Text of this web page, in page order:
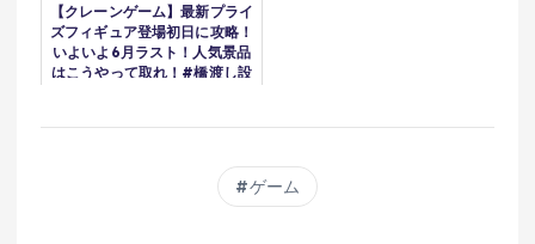
【クレーンゲーム】最新プライ
ズフィギュア登場初日に攻略！
いよいよ6月ラスト！人気景品
はこうやって取れ！#橋渡し設
ゲーム